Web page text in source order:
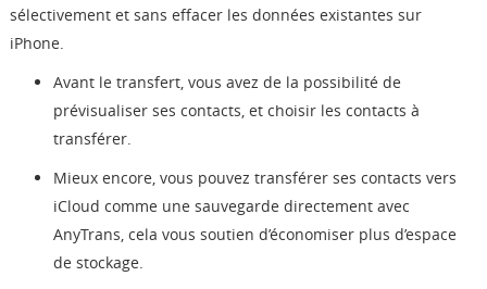
sélectivement et sans effacer les données existantes sur
iPhone.
Avant le transfert, vous avez de la possibilité de
prévisualiser ses contacts, et choisir les contacts à
transférer.
Mieux encore, vous pouvez transférer ses contacts vers
iCloud comme une sauvegarde directement avec
AnyTrans, cela vous soutien d’économiser plus d’espace
de stockage.